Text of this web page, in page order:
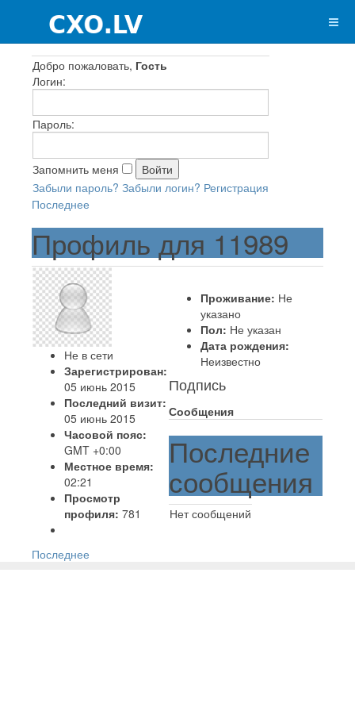
Добро пожаловать, Гость
Логин:
Пароль:
Запомнить меня
Забыли пароль? Забыли логин? Регистрация
Последнее
Профиль для 11989
Не в сети
Зарегистрирован:
05 июнь 2015
Последний визит:
05 июнь 2015
Часовой пояс:
GMT +0:00
Местное время:
02:21
Просмотр
профиля: 781
Проживание: Не
указано
Пол: Не указан
Дата рождения:
Неизвестно
Подпись
Сообщения
Последние
сообщения
Нет сообщений
Последнее